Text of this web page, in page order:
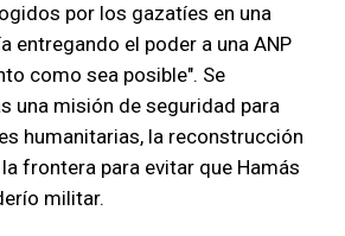
por los gazatíes en una
entregando el poder a una ANP
como sea posible". Se
una misión de seguridad para
humanitarias, la reconstrucción
frontera para evitar que Hamás
militar.